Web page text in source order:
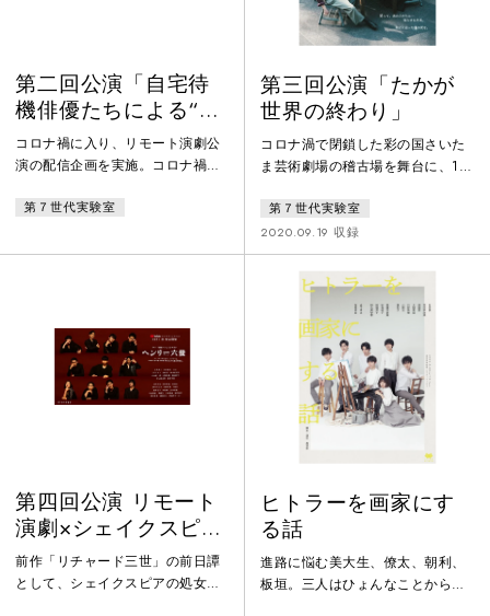
第二回公演「自宅待
機俳優たちによる“リ
チャード三世”」
コロナ禍に入り、リモート演劇公
演の配信企画を実施。コロナ禍で
くなってしまう。思いきって悪党
『リチャード三世』を選択。全11
を行ったことや、シェイクスピア
戯曲のような古典を連続ドラマ化
したことなど、発想の斬新さも話
題となった。
第７世代実験室
第三回公演「たかが
世界の終わり」
コロナ渦で閉鎖した彩の国さいた
ま芸術劇場の稽古場を舞台に、1回
信を実施。主人公の最初の台詞
「そのうち次の年に僕が死ぬ番に
なっていた」などの印象的なフレ
ーズ、またこの戯曲の特徴である
大量のモノローグ、登場人物たち
が感じる孤独や苛立つ姿はやが
て、未曾有のパンデミックの最中
稽古場に集まった演劇人たちと重
なっていく。"演劇が立ち上がるさ
ま"本公演のドキュメンタリー映像
も作成・
第７世代実験室
2020.09.19 収録
第四回公演 リモート
演劇×シェイクスピア
「ヘンリー六世」
前作「リチャード三世」の前日譚
として、シェイクスピアの処女作
ヒトラーを画家にす
る話
進路に悩む美大生、僚太、朝利、
板垣。三人はひょんなことから、